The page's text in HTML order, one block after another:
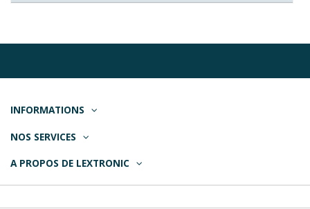
INFORMATIONS
NOS SERVICES
A PROPOS DE LEXTRONIC